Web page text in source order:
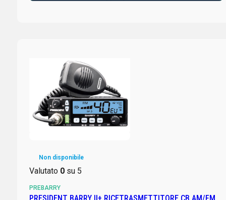
Non disponibile
Valutato 0su 5
PREBARRY
PRESIDENT BARRY II+ RICETRASMETTITORE CB AM/FM